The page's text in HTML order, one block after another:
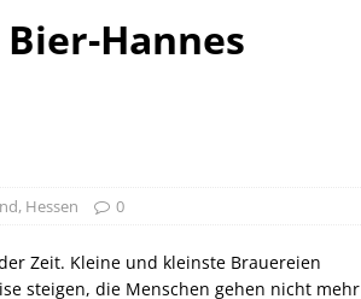
Hannes
, Hessen 0
Zeit. Kleine und kleinste Brauereien
steigen, die Menschen gehen nicht mehr